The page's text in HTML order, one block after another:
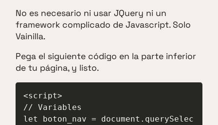
No es necesario ni usar JQuery ni un
framework complicado de Javascript. Solo
Vainilla.
Pega el siguiente código en la parte inferior
de tu página, y listo.
<script>
// Variables
let boton_nav = document.querySelec